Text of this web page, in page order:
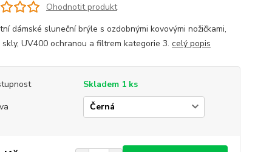
Ohodnotit produkt
dámské sluneční brýle s ozdobnými kovovými nožičkami,
skly, UV400 ochranou a filtrem kategorie 3. celý popis
Skladem 1 ks